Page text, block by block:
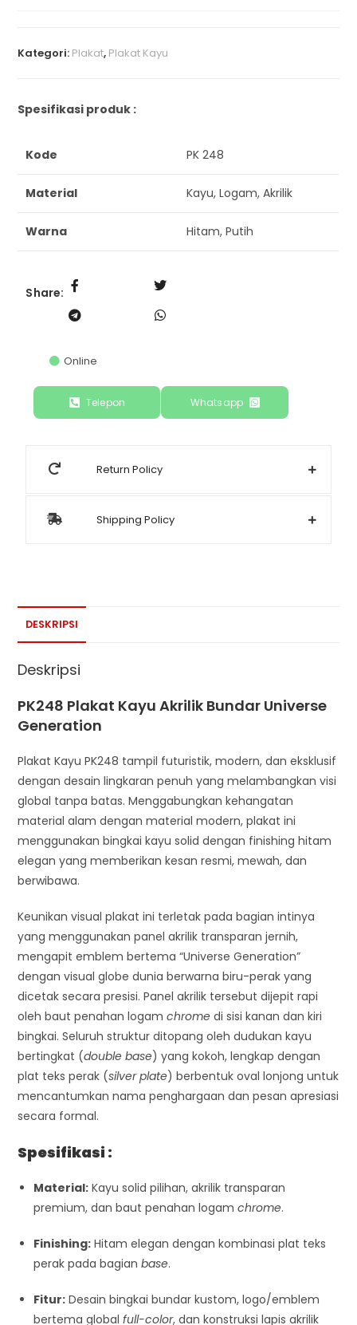
Kategori: Plakat, Plakat Kayu
Spesifikasi produk :
Kode PK 248
Material Kayu, Logam, Akrilik
Warna Hitam, Putih
Share:
Online
Telepon Whatsapp
Return Policy
Shipping Policy
DESKRIPSI
Deskripsi
PK248 Plakat Kayu Akrilik Bundar Universe
Generation
Plakat Kayu PK248 tampil futuristik, modern, dan eksklusif
dengan desain lingkaran penuh yang melambangkan visi
global tanpa batas. Menggabungkan kehangatan
material alam dengan material modern, plakat ini
menggunakan bingkai kayu solid dengan finishing hitam
elegan yang memberikan kesan resmi, mewah, dan
berwibawa.
Keunikan visual plakat ini terletak pada bagian intinya
yang menggunakan panel akrilik transparan jernih,
mengapit emblem bertema “Universe Generation”
dengan visual globe dunia berwarna biru-perak yang
dicetak secara presisi. Panel akrilik tersebut dijepit rapi
oleh baut penahan logamchrome di sisi kanan dan kiri
bingkai. Seluruh struktur ditopang oleh dudukan kayu
bertingkat (double base) yang kokoh, lengkap dengan
plat teks perak (silver plate) berbentuk oval lonjong untuk
mencantumkan nama penghargaan dan pesan apresiasi
secara formal.
Spesifikasi :
Material: Kayu solid pilihan, akrilik transparan
premium, dan baut penahan logamchrome.
Finishing: Hitam elegan dengan kombinasi plat teks
perak pada bagianbase.
Fitur: Desain bingkai bundar kustom, logo/emblem
bertema globalfull-color, dan konstruksi lapis akrilik